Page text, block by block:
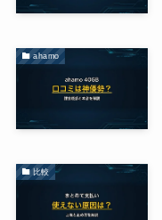
ahamo
比較